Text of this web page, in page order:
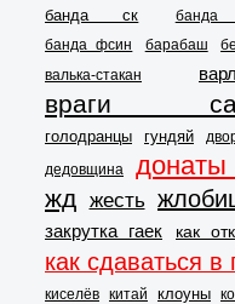
банда ск
банда фсин
барабаш
валька-стакан
враги
голодранцы гундяй
дедовщина
донаты
жд жесть
закрутка гаек как
как сдаваться в
киселёв китай клоуны